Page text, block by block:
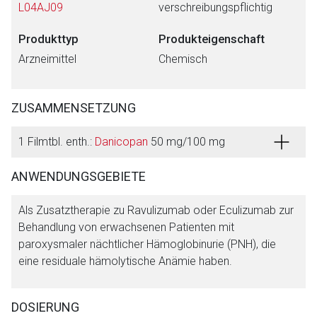
L04AJ09 verschreibungspflichtig
Produkttyp
Arzneimittel
Produkteigenschaft
Chemisch
ZUSAMMENSETZUNG
1 Filmtbl. enth.: Danicopan 50 mg/100 mg
ANWENDUNGSGEBIETE
Als Zusatztherapie zu Ravulizumab oder Eculizumab zur
Behandlung von erwachsenen Patienten mit
paroxysmaler nächtlicher Hämoglobinurie (PNH), die
eine residuale hämolytische Anämie haben.
DOSIERUNG